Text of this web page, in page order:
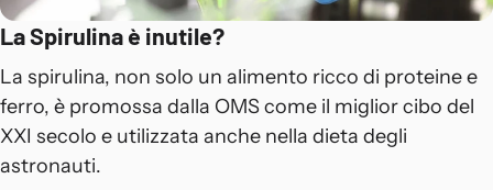
La Spirulina è inutile?
La spirulina, non solo un alimento ricco di proteine e
ferro, è promossa dalla OMS come il miglior cibo del
XXI secolo e utilizzata anche nella dieta degli
astronauti.